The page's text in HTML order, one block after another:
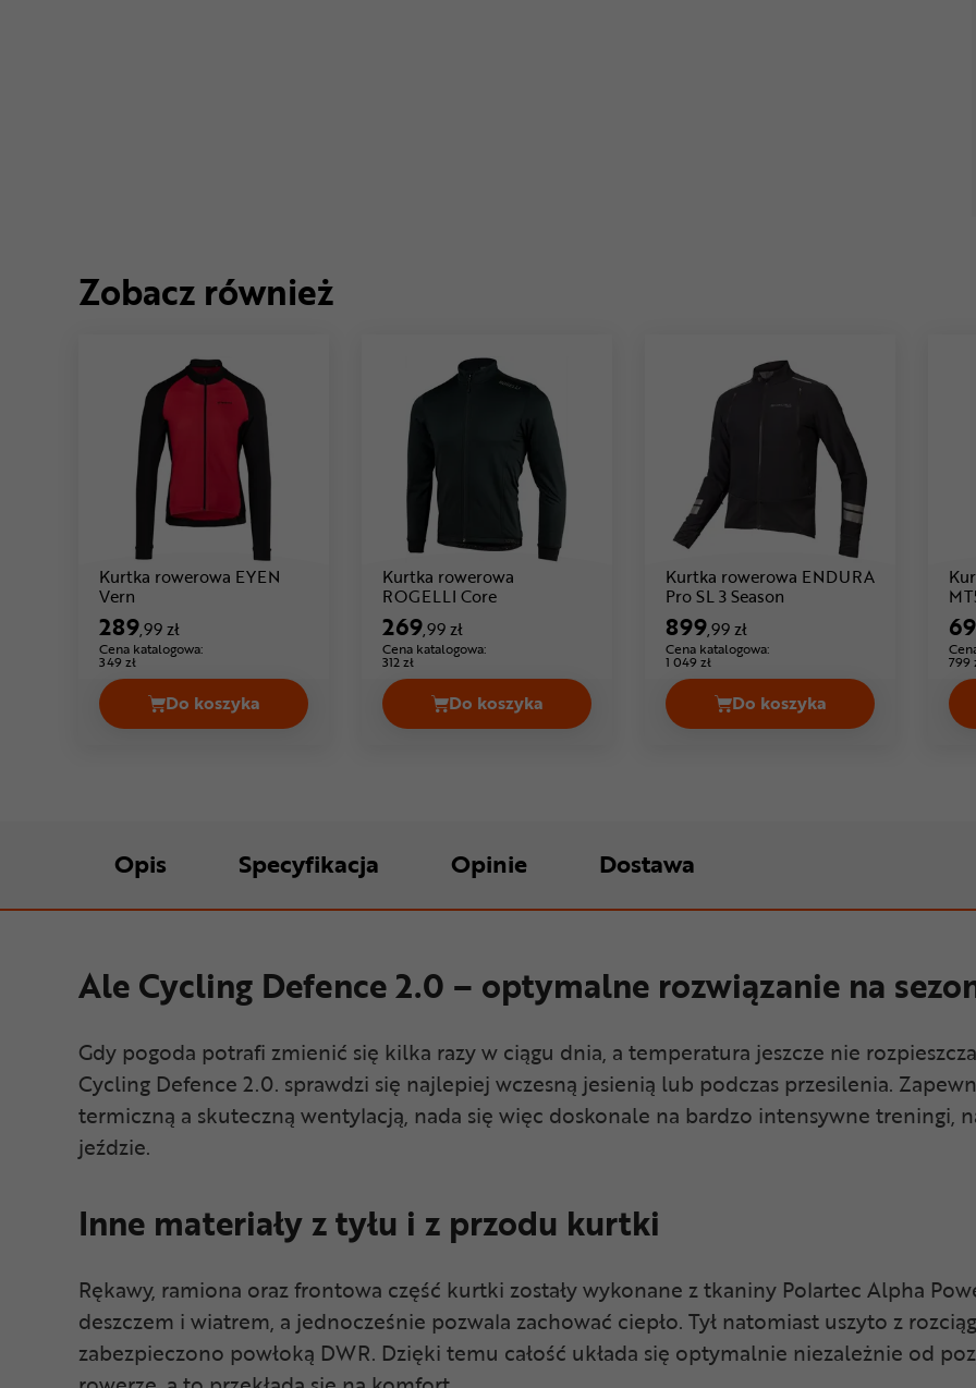
Zobacz również
Kurtka rowerowa EYEN
Vern
289,99 zł
Cena katalogowa:
349 zł
Do koszyka
Kurtka rowerowa EYEN Vern Cena 289,99 zł
Kurtka rowerowa
ROGELLI Core
269,99 zł
Cena katalogowa:
312 zł
Do koszyka
Kurtka rowerowa ROGELLI Core Cena 269,99 zł
Kurtka rowerowa ENDURA
Pro SL 3 Season
899,99 zł
Cena katalogowa:
1 049 zł
Do koszyka
Kurtka rowerowa
799
Opis Specyfikacja Opinie Dostawa
Ale Cycling Defence 2.0 – optymalne rozwiązanie na
Gdy pogoda potrafi zmienić się kilka razy w ciągu dnia, a temperatura jeszcze nie
Cycling Defence 2.0. sprawdzi się najlepiej wczesną jesienią lub podczas przesilenia.
termiczną a skuteczną wentylacją, nada się więc doskonale na bardzo intensywne treningi,
jeździe.
Inne materiały z tyłu i z przodu kurtki
Rękawy, ramiona oraz frontowa część kurtki zostały wykonane z tkaniny Polartec Alpha
deszczem i wiatrem, a jednocześnie pozwala zachować ciepło. Tył natomiast uszyto z
zabezpieczono powłoką DWR. Dzięki temu całość układa się optymalnie niezależnie od